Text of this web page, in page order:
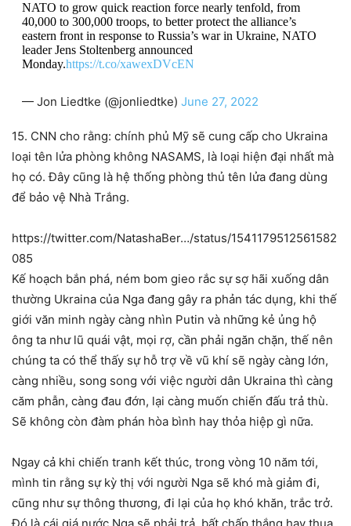
NATO to grow quick reaction force nearly tenfold, from
40,000 to 300,000 troops, to better protect the alliance’s
eastern front in response to Russia’s war in Ukraine, NATO
leader Jens Stoltenberg announced
Monday.https://t.co/xawexDVcEN
— Jon Liedtke (@jonliedtke) June 27, 2022
15. CNN cho rằng: chính phủ Mỹ sẽ cung cấp cho Ukraina
loại tên lửa phòng không NASAMS, là loại hiện đại nhất mà
họ có. Đây cũng là hệ thống phòng thủ tên lửa đang dùng
để bảo vệ Nhà Trắng.
https://twitter.com/NatashaBer…/status/1541179512561582
085
Kế hoạch bắn phá, ném bom gieo rắc sự sợ hãi xuống dân
thường Ukraina của Nga đang gây ra phản tác dụng, khi thế
giới văn minh ngày càng nhìn Putin và những kẻ ủng hộ
ông ta như lũ quái vật, mọi rợ, cần phải ngăn chặn, thế nên
chúng ta có thể thấy sự hỗ trợ về vũ khí sẽ ngày càng lớn,
càng nhiều, song song với việc người dân Ukraina thì càng
căm phẫn, càng đau đớn, lại càng muốn chiến đấu trả thù.
Sẽ không còn đàm phán hòa bình hay thỏa hiệp gì nữa.
Ngay cả khi chiến tranh kết thúc, trong vòng 10 năm tới,
mình tin rằng sự kỳ thị với người Nga sẽ khó mà giảm đi,
cũng như sự thông thương, đi lại của họ khó khăn, trắc trở.